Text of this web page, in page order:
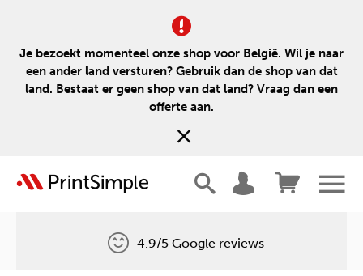
Je bezoekt momenteel onze shop voor België. Wil je naar
een ander land versturen? Gebruik dan de shop van dat
land. Bestaat er geen shop van dat land? Vraag dan een
offerte aan.
4.9/5 Google reviews